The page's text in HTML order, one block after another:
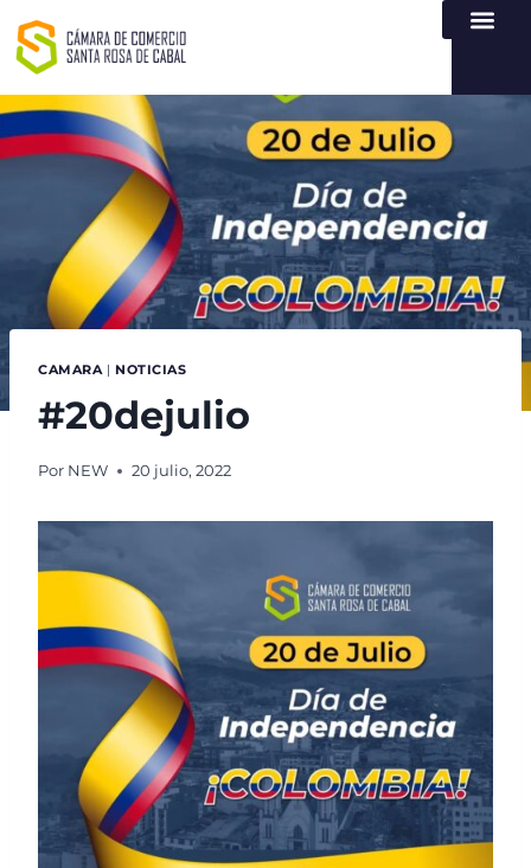
CAMARA| NOTICIAS
#20dejulio
Por NEW 20 julio, 2022